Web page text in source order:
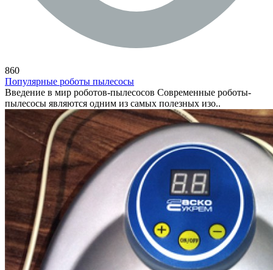
860
Популярные роботы пылесосы
Введение в мир роботов-пылесосов Современные роботы-
пылесосы являются одним из самых полезных изо..